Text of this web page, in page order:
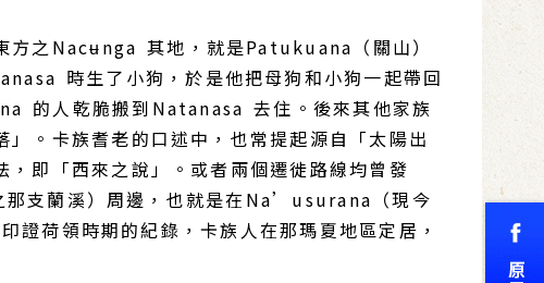
方之Nacʉnga 其地，就是Patukuana（關山）
時生了小狗，於是他把母狗和小狗一起帶回
的人乾脆搬到Natanasa 去住。後來其他家族
。卡族耆老的口述中，也常提起源自「太陽出
即「西來之說」。或者兩個遷徙路線均曾發
支蘭溪）周邊，也就是在Na’usurana（現今
荷領時期的紀錄，卡族人在那瑪夏地區定居，